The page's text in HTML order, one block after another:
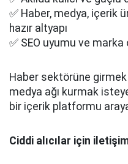
✅ Haber, medya, içerik
hazır altyapı
✅ SEO uyumu ve
Haber sektörüne girmek
medya ağı kurmak
bir içerik platformu
Ciddi alıcılar için